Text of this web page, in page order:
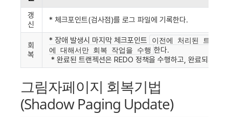
갱
신
* 체크포인트(검사점)를 로그 파일에 기록한다.
회
복
* 장애 발생시 마지막 체크포인트
이전에 처리된 트랜젝
에 대해서만 회복 작업을 수행 한다.
* 완료된 트랜젝션은 REDO 정책을 수행하고, 완료되지 않
그림자페이지 회복기법
(Shadow Paging Update)